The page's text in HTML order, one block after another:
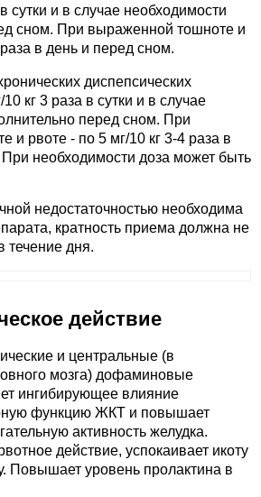
сутки и в случае необходимости
сном. При выраженной тошноте и
в день и перед сном.
диспепсических
кг 3 раза в сутки и в случае
перед сном. При
и рвоте - по 5 мг/10 кг 3-4 раза в
необходимости доза может быть
недостаточностью необходима
кратность приема должна не
течение дня.
действие
и центральные (в
мозга) дофаминовые
ингибирующее влияние
функцию ЖКТ и повышает
активность желудка.
действие, успокаивает икоту
Повышает уровень пролактина в